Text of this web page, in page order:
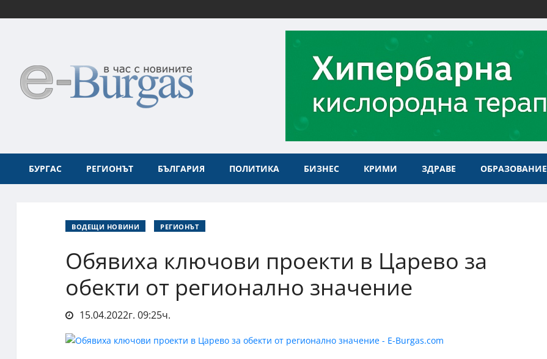
БУРГАС РЕГИОНЪТ БЪЛГАРИЯ ПОЛИТИКА БИЗНЕС КРИМИ ЗДРАВЕ ОБРАЗОВАНИЕ
ВОДЕЩИ НОВИНИ РЕГИОНЪТ
Обявиха ключови проекти в Царево за
обекти от регионално значение
15.04.2022г. 09:25ч.